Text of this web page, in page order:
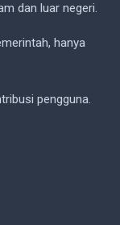
dan luar negeri.
hanya
pengguna.